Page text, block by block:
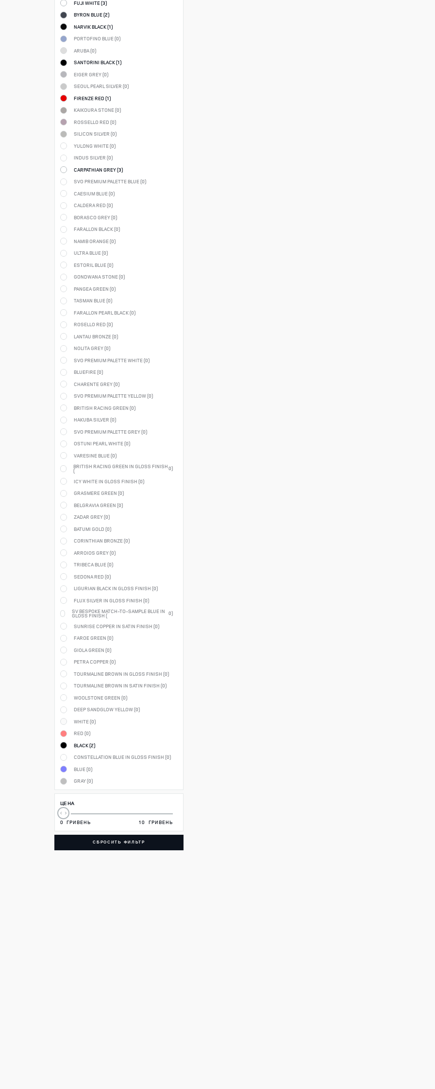
FUJI WHITE (3)
BYRON BLUE (2)
NARVIK BLACK (1)
PORTOFINO BLUE (0)
ARUBA (0)
SANTORINI BLACK (1)
EIGER GREY (0)
SEOUL PEARL SILVER (0)
FIRENZE RED (1)
KAIKOURA STONE (0)
ROSSELLO RED (0)
SILICON SILVER (0)
YULONG WHITE (0)
INDUS SILVER (0)
CARPATHIAN GREY (3)
SVO PREMIUM PALETTE BLUE (0)
CAESIUM BLUE (0)
CALDERA RED (0)
BORASCO GREY (0)
FARALLON BLACK (0)
NAMIB ORANGE (0)
ULTRA BLUE (0)
ESTORIL BLUE (0)
GONDWANA STONE (0)
PANGEA GREEN (0)
TASMAN BLUE (0)
FARALLON PEARL BLACK (0)
ROSELLO RED (0)
LANTAU BRONZE (0)
NOLITA GREY (0)
SVO PREMIUM PALETTE WHITE (0)
BLUEFIRE (0)
CHARENTE GREY (0)
SVO PREMIUM PALETTE YELLOW (0)
BRITISH RACING GREEN (0)
HAKUBA SILVER (0)
SVO PREMIUM PALETTE GREY (0)
OSTUNI PEARL WHITE (0)
VARESINE BLUE (0)
BRITISH RACING GREEN IN GLOSS FINISH
( 0)
ICY WHITE IN GLOSS FINISH (0)
GRASMERE GREEN (0)
BELGRAVIA GREEN (0)
ZADAR GREY (0)
BATUMI GOLD (0)
CORINTHIAN BRONZE (0)
ARROIOS GREY (0)
TRIBECA BLUE (0)
SEDONA RED (0)
LIGURIAN BLACK IN GLOSS FINISH (0)
FLUX SILVER IN GLOSS FINISH (0)
SV BESPOKE MATCH-TO-SAMPLE BLUE IN
GLOSS FINISH ( 0)
SUNRISE COPPER IN SATIN FINISH (0)
FAROE GREEN (0)
GIOLA GREEN (0)
PETRA COPPER (0)
TOURMALINE BROWN IN GLOSS FINISH (0)
TOURMALINE BROWN IN SATIN FINISH (0)
WOOLSTONE GREEN (0)
DEEP SANDGLOW YELLOW (0)
WHITE (0)
RED (0)
BLACK (2)
CONSTELLATION BLUE IN GLOSS FINISH (0)
BLUE (0)
GRAY (0)
ЦЕНА
0 ГРИВЕНЬ 10 ГРИВЕНЬ
СБРОСИТЬ ФИЛЬТР